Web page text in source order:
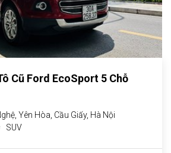
Ford EcoSport 5 Chỗ
Yên Hòa, Cầu Giấy, Hà Nội
SUV